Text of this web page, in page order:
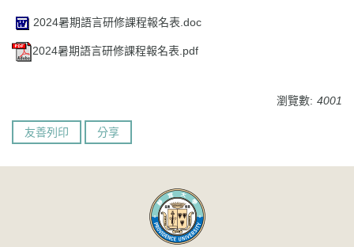
2024暑期語言研修課程報名表.doc
2024暑期語言研修課程報名表.pdf
瀏覽數: 4001
友善列印 分享